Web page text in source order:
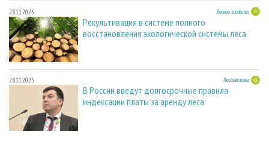
28.11.2025 Лесное хозяйство
Рекультивация в системе полного
восстановления экологической системы леса
28.11.2025 Лесозаготовка
В России введут долгосрочные правила
индексации платы за аренду леса